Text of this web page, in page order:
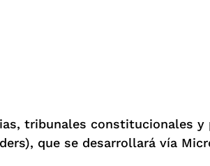
tribunales constitucionales y
que se desarrollará vía